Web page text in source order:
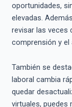
oportunidades,
elevadas.
revisar las veces
comprensión y el
También se
laboral cambia
quedar
virtuales, puedes